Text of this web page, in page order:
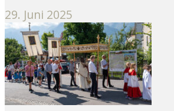
29. Juni 2025